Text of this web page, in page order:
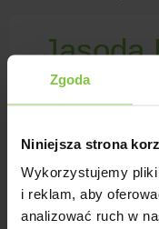
Zgoda
Niniejsza strona
Wykorzystujemy
i reklam, aby
analizować ruch w
Jasoda